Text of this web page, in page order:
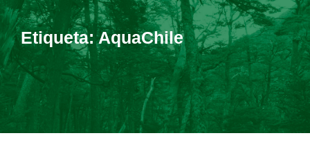
Etiqueta:AquaChile